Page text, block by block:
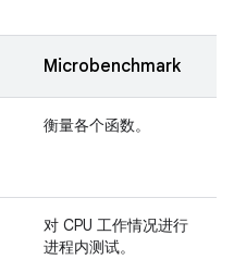
Microbenchmark
衡量各个函数。
对 CPU 工作情况进行
进程内测试。